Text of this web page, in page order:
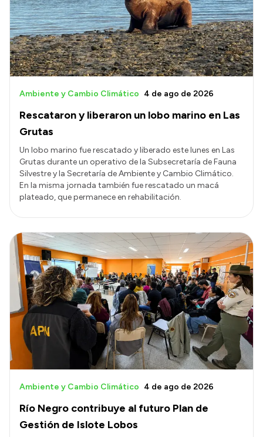
Rescataron y liberaron un lobo marino en Las
Grutas
Ambiente y Cambio Climático 4 de ago de 2026
Un lobo marino fue rescatado y liberado este lunes en Las
Grutas durante un operativo de la Subsecretaría de Fauna
Silvestre y la Secretaría de Ambiente y Cambio Climático.
En la misma jornada también fue rescatado un macá
plateado, que permanece en rehabilitación.
Río Negro contribuye al futuro Plan de
Gestión de Islote Lobos
Ambiente y Cambio Climático 4 de ago de 2026